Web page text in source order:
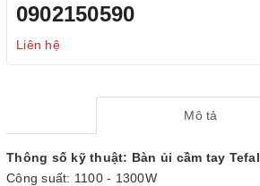
0902150590
Liên hệ
Mô tả
Thông số kỹ thuật: Bàn ủi cầm tay Tefal
Công suất: 1100 - 1300W